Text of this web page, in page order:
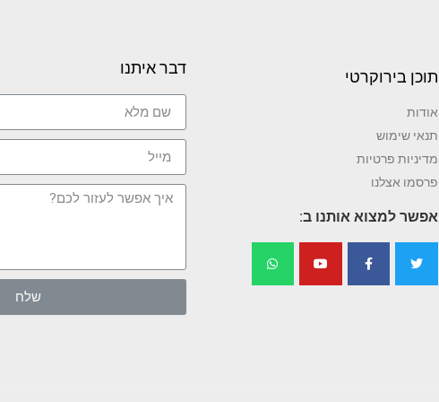
תוכן בירוקרטי
אודות
תנאי שימוש
מדיניות פרטיות
פרסמו אצלנו
אפשר למצוא אותנו ב:
דבר איתנו
שלח